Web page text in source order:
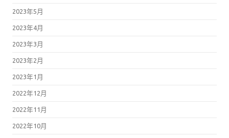
2023年5月
2023年4月
2023年3月
2023年2月
2023年1月
2022年12月
2022年11月
2022年10月